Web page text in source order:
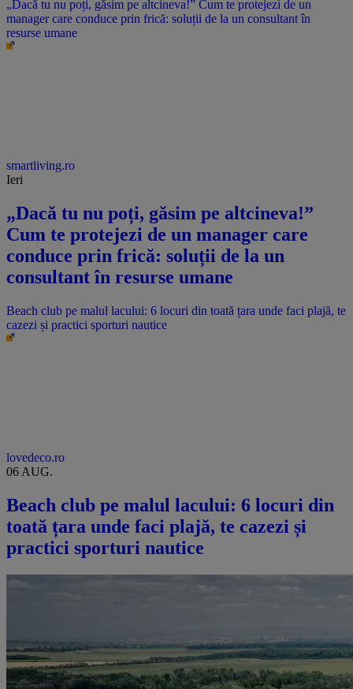
„Dacă tu nu poți, găsim pe altcineva!” Cum te protejezi de un
manager care conduce prin frică: soluții de la un consultant în
resurse umane
smartliving.ro
Ieri
„Dacă tu nu poți, găsim pe altcineva!”
Cum te protejezi de un manager care
conduce prin frică: soluții de la un
consultant în resurse umane
Beach club pe malul lacului: 6 locuri din toată țara unde faci plajă, te
cazezi și practici sporturi nautice
lovedeco.ro
06 AUG.
Beach club pe malul lacului: 6 locuri din
toată țara unde faci plajă, te cazezi și
practici sporturi nautice